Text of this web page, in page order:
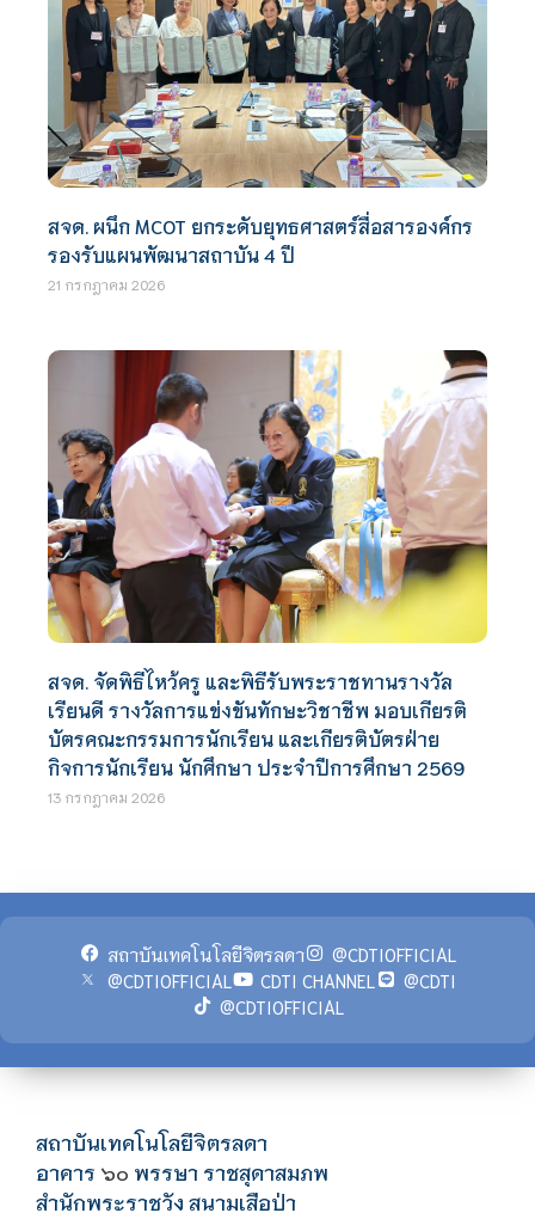
สจด. ผนึก MCOT ยกระดับยุทธศาสตร์สื่อสารองค์กร
รองรับแผนพัฒนาสถาบัน 4 ปี
21 กรกฎาคม 2026
สจด. จัดพิธีไหว้ครู และพิธีรับพระราชทานรางวัล
เรียนดี รางวัลการแข่งขันทักษะวิชาชีพ มอบเกียรติ
บัตรคณะกรรมการนักเรียน และเกียรติบัตรฝ่าย
กิจการนักเรียน นักศึกษา ประจำปีการศึกษา 2569
13 กรกฎาคม 2026
สถาบันเทคโนโลยีจิตรลดา
@CDTIOFFICIAL
@CDTIOFFICIAL
CDTI CHANNEL
@CDTI
@CDTIOFFICIAL
สถาบันเทคโนโลยีจิตรลดา
อาคาร ๖๐ พรรษา ราชสุดาสมภพ
สำนักพระราชวัง สนามเสือป่า